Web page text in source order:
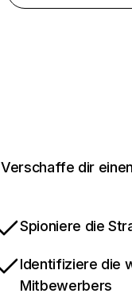
Verschaffe dir
Spioniere die
Identifiziere die
Mitbewerbers